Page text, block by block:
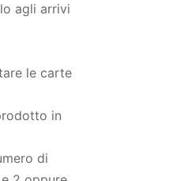
agli arrivi
le carte
in
di